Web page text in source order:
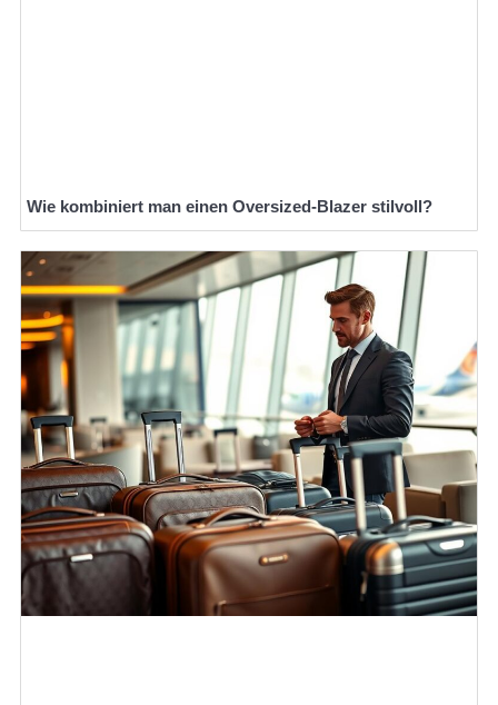
Wie kombiniert man einen Oversized-Blazer stilvoll?